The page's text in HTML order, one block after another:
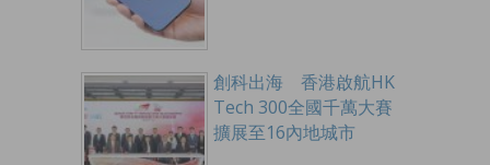
創科出海 香港啟航HK
Tech 300全國千萬大賽
擴展至16內地城市